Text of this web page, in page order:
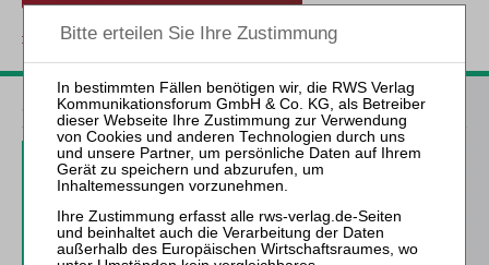
zurück
ZfIR – Zeitschrift für Immobilienrecht
3 Ausgaben als kostenfreies Probe-Abo
inkl. 14 Tage kostenfreie ZfIR-
Probe-Abo bestellen